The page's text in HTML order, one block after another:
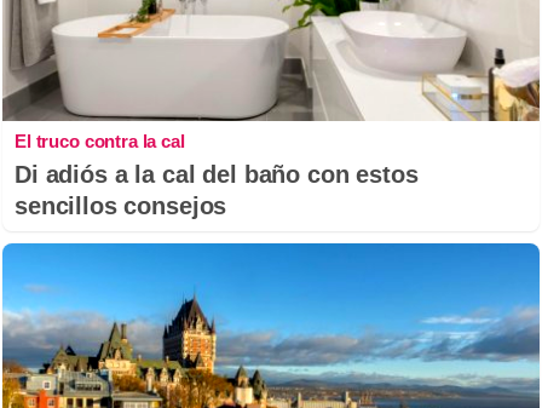
El truco contra la cal
Di adiós a la cal del baño con estos
sencillos consejos